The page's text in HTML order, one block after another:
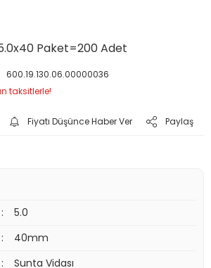
Paket=200 Adet
600.19.130.06.00000036
taksitlerle!
Fiyatı Düşünce Haber Ver Paylaş
:
5.0
:
40mm
: Sunta Vidası